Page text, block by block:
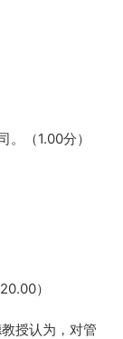
（1.00分）
）
授认为，对管